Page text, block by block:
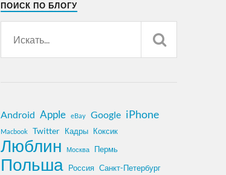
ПОИСК ПО БЛОГУ
Android Apple eBay Google iPhone
Macbook Twitter Кадры Коксик
Люблин Москва Пермь
Польша Россия Санкт-Петербург